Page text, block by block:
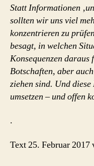
Statt Informationen
sollten wir uns viel
konzentrieren zu
besagt, in welchen
Konsequenzen
Botschaften, aber
ziehen sind. Und
umsetzen – und offen
.
Text 25. Februar 2017